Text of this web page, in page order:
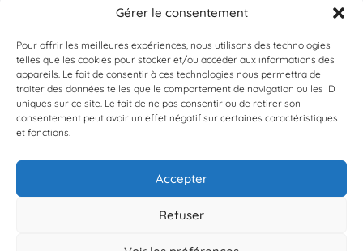
Gérer le consentement
Pour offrir les meilleures expériences, nous utilisons des technologies
telles que les cookies pour stocker et/ou accéder aux informations des
appareils. Le fait de consentir à ces technologies nous permettra de
traiter des données telles que le comportement de navigation ou les ID
uniques sur ce site. Le fait de ne pas consentir ou de retirer son
consentement peut avoir un effet négatif sur certaines caractéristiques
et fonctions.
Accepter
Refuser
À propos de BioLit
Vos données d'observation
Ressources
Résultats du programme
Contacts
S'INSCRIRE À LA NEWSLETTER
Vous n’êtes pas encore inscrit à Biolit ?
Inscrivez-vous dès maintenant